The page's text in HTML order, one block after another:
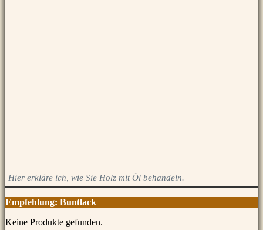
Hier erkläre ich, wie Sie Holz mit Öl behandeln.
Empfehlung: Buntlack
Keine Produkte gefunden.